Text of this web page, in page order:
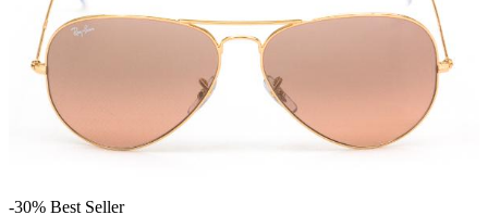
-30% Best Seller